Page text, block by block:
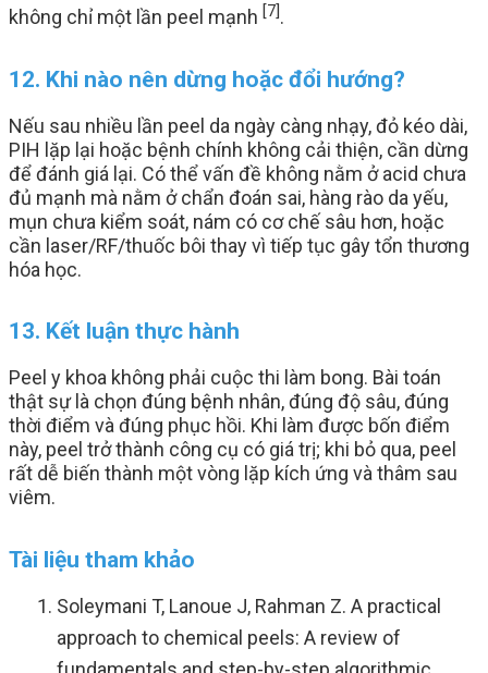
không chỉ một lần peel mạnh [7].
12. Khi nào nên dừng hoặc đổi hướng?
Nếu sau nhiều lần peel da ngày càng nhạy, đỏ kéo dài,
PIH lặp lại hoặc bệnh chính không cải thiện, cần dừng
để đánh giá lại. Có thể vấn đề không nằm ở acid chưa
đủ mạnh mà nằm ở chẩn đoán sai, hàng rào da yếu,
mụn chưa kiểm soát, nám có cơ chế sâu hơn, hoặc
cần laser/RF/thuốc bôi thay vì tiếp tục gây tổn thương
hóa học.
13. Kết luận thực hành
Peel y khoa không phải cuộc thi làm bong. Bài toán
thật sự là chọn đúng bệnh nhân, đúng độ sâu, đúng
thời điểm và đúng phục hồi. Khi làm được bốn điểm
này, peel trở thành công cụ có giá trị; khi bỏ qua, peel
rất dễ biến thành một vòng lặp kích ứng và thâm sau
viêm.
Tài liệu tham khảo
Soleymani T, Lanoue J, Rahman Z. A practical
approach to chemical peels: A review of